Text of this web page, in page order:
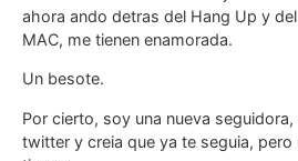
ahora ando detras del Hang Up y
MAC, me tienen enamorada.
Un besote.
Por cierto, soy una nueva
twitter y creia que ya te seguia, pero